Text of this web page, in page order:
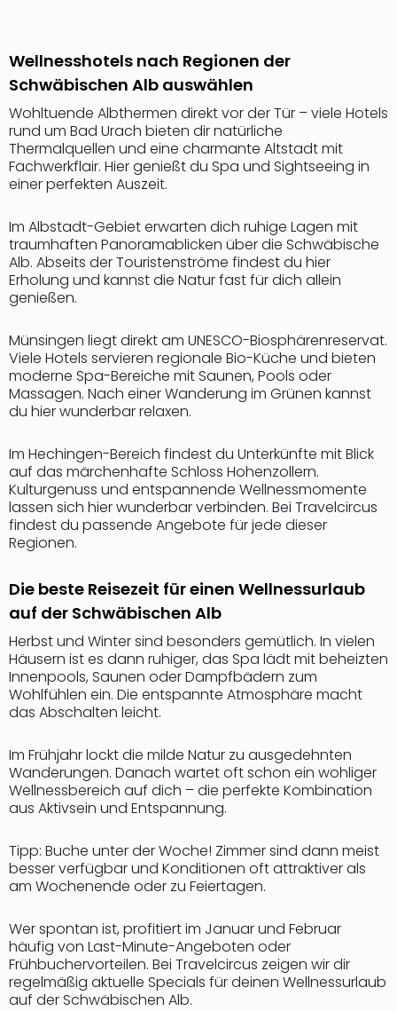
Wellnesshotels nach Regionen der
Schwäbischen Alb auswählen
Wohltuende Albthermen direkt vor der Tür – viele Hotels
rund um Bad Urach bieten dir natürliche
Thermalquellen und eine charmante Altstadt mit
Fachwerkflair. Hier genießt du Spa und Sightseeing in
einer perfekten Auszeit.
Im Albstadt-Gebiet erwarten dich ruhige Lagen mit
traumhaften Panoramablicken über die Schwäbische
Alb. Abseits der Touristenströme findest du hier
Erholung und kannst die Natur fast für dich allein
genießen.
Münsingen liegt direkt am UNESCO-Biosphärenreservat.
Viele Hotels servieren regionale Bio-Küche und bieten
moderne Spa-Bereiche mit Saunen, Pools oder
Massagen. Nach einer Wanderung im Grünen kannst
du hier wunderbar relaxen.
Im Hechingen-Bereich findest du Unterkünfte mit Blick
auf das märchenhafte Schloss Hohenzollern.
Kulturgenuss und entspannende Wellnessmomente
lassen sich hier wunderbar verbinden. Bei Travelcircus
findest du passende Angebote für jede dieser
Regionen.
Die beste Reisezeit für einen Wellnessurlaub
auf der Schwäbischen Alb
Herbst und Winter sind besonders gemütlich. In vielen
Häusern ist es dann ruhiger, das Spa lädt mit beheizten
Innenpools, Saunen oder Dampfbädern zum
Wohlfühlen ein. Die entspannte Atmosphäre macht
das Abschalten leicht.
Im Frühjahr lockt die milde Natur zu ausgedehnten
Wanderungen. Danach wartet oft schon ein wohliger
Wellnessbereich auf dich – die perfekte Kombination
aus Aktivsein und Entspannung.
Tipp: Buche unter der Woche! Zimmer sind dann meist
besser verfügbar und Konditionen oft attraktiver als
am Wochenende oder zu Feiertagen.
Wer spontan ist, profitiert im Januar und Februar
häufig von Last-Minute-Angeboten oder
Frühbuchervorteilen. Bei Travelcircus zeigen wir dir
regelmäßig aktuelle Specials für deinen Wellnessurlaub
auf der Schwäbischen Alb.